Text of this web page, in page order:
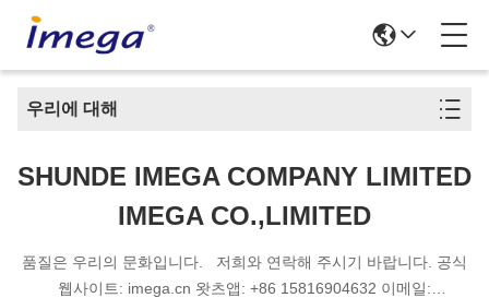
우리에 대해
SHUNDE IMEGA COMPANY LIMITED
IMEGA CO.,LIMITED
품질은 우리의 문화입니다. 저희와 연락해 주시기 바랍니다. 공식
웹사이트: imega.cn 왓츠앱: +86 15816904632 이메일: